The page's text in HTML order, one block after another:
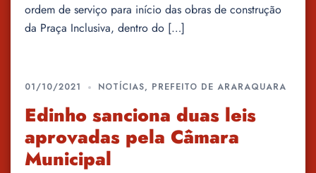
ordem de serviço para início das obras de construção
da Praça Inclusiva, dentro do […]
01/10/2021 NOTÍCIAS, PREFEITO DE ARARAQUARA
Edinho sanciona duas leis
aprovadas pela Câmara
Municipal